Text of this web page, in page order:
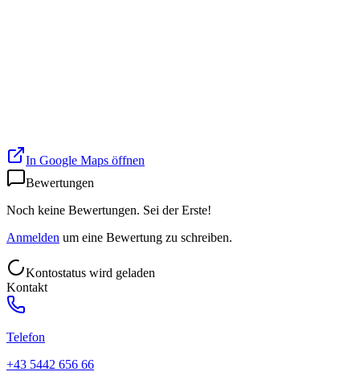
In Google Maps öffnen
Bewertungen
Noch keine Bewertungen. Sei der Erste!
Anmelden um eine Bewertung zu schreiben.
Kontostatus wird geladen
Kontakt
Telefon
+43 5442 656 66